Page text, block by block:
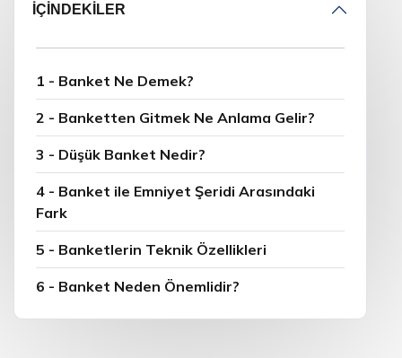
İÇİNDEKİLER
1 - Banket Ne Demek?
2 - Banketten Gitmek Ne Anlama Gelir?
3 - Düşük Banket Nedir?
4 - Banket ile Emniyet Şeridi Arasındaki
Fark
5 - Banketlerin Teknik Özellikleri
6 - Banket Neden Önemlidir?